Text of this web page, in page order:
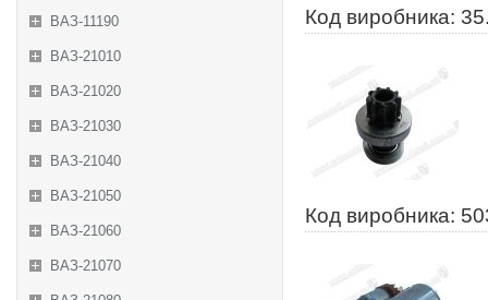
ВАЗ-11190
ВАЗ-21010
ВАЗ-21020
ВАЗ-21030
ВАЗ-21040
ВАЗ-21050
ВАЗ-21060
ВАЗ-21070
Код виробника:
Код виробника: